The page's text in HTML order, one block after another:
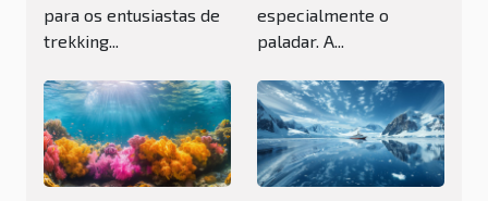
para os entusiastas de
trekking...
especialmente o
paladar. A...